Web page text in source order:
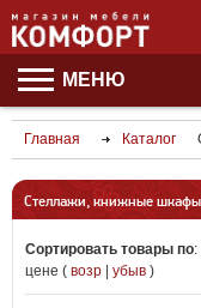
МЕНЮ
Главная Каталог
Стеллажи, книжные шкафы
Сортировать товары по:
цене ( возр убыв )